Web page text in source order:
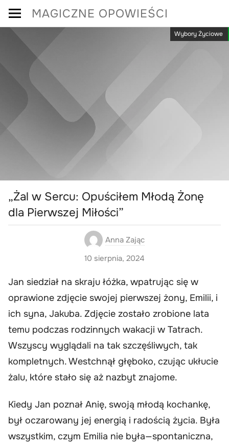
Skip
MAGICZNE OPOWIEŚCI
Wybory Życiowe
„Żal w Sercu: Opuściłem Młodą Żonę
dla Pierwszej Miłości”
Anna Zając
10 sierpnia, 2024
Jan siedział na skraju łóżka, wpatrując się w
oprawione zdjęcie swojej pierwszej żony, Emilii, i
ich syna, Jakuba. Zdjęcie zostało zrobione lata
temu podczas rodzinnych wakacji w Tatrach.
Wszyscy wyglądali na tak szczęśliwych, tak
kompletnych. Westchnął głęboko, czując ukłucie
żalu, które stało się aż nazbyt znajome.
Kiedy Jan poznał Anię, swoją młodą kochankę,
był oczarowany jej energią i radością życia. Była
wszystkim, czym Emilia nie była—spontaniczna,